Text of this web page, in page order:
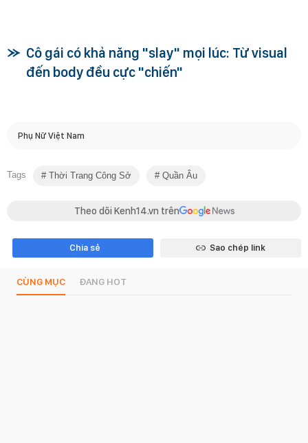
Cô gái có khả năng "slay" mọi lúc: Từ visual
đến body đều cực "chiến"
Phụ Nữ Việt Nam
Tags Thời Trang Công Sở Quần Âu
Theo dõi Kenh14.vn trên
Chia sẻ Sao chép link
CÙNG MỤC ĐANG HOT